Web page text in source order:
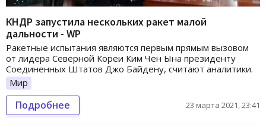
КНДР запустила нескольких ракет малой
дальности - WP
Ракетные испытания являются первым прямым вызовом
от лидера Северной Кореи Ким Чен Ына президенту
Соединенных Штатов Джо Байдену, считают аналитики.
Мир
Подробнее 23 марта 2021, 23:41